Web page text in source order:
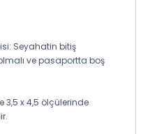
Seyahatin bitiş
ve pasaportta boş
3,5 x 4,5 ölçülerinde